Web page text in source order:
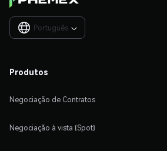
Português 
Produtos
Negociação de Contratos
Negociação à vista (Spot)